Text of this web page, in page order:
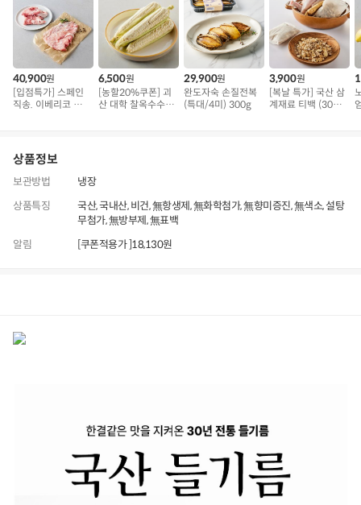
40,900원
[입점특가] 스페인
직송. 이베리코 삼
6,500원
[농할20%쿠폰] 괴
산 대학 찰옥수수 5
29,900원
완도자숙 손질전복
(특대/4미) 300g
3,900원
[복날 특가] 국산 삼
계재료 티백 (30g x
상품정보
보관방법
냉장
상품특징
국산, 국내산, 비건, 無항생제, 無화학첨가, 無향미증진, 無색소, 설탕
무첨가, 無방부제, 無표백
알림
[쿠폰적용가 ]18,130원
상
품